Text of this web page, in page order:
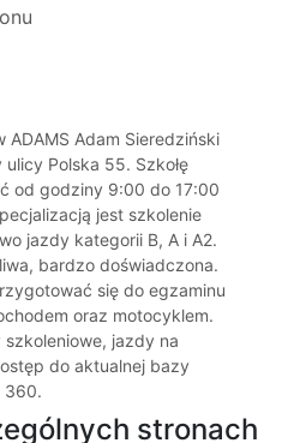
ADAMS Adam Sieredziński
Polska 55. Szkołę
od godziny 9:00 do 17:00
jest szkolenie
jazdy kategorii B, A i A2.
bardzo doświadczona.
się do egzaminu
oraz motocyklem.
szkoleniowe, jazdy na
do aktualnej bazy
360.
stronach